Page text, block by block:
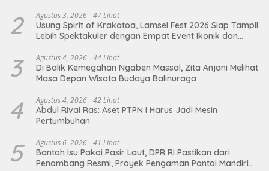
2 Agustus 3, 2026 47 Lihat
Usung Spirit of Krakatoa, Lamsel Fest 2026 Siap Tampil
Lebih Spektakuler dengan Empat Event Ikonik dan
3 Agustus 4, 2026 44 Lihat
Di Balik Kemegahan Ngaben Massal, Zita Anjani Melihat
Masa Depan Wisata Budaya Balinuraga
4 Agustus 4, 2026 42 Lihat
Abdul Rivai Ras: Aset PTPN I Harus Jadi Mesin
Pertumbuhan
5 Agustus 6, 2026 41 Lihat
Bantah Isu Pakai Pasir Laut, DPR RI Pastikan dari
Penambang Resmi, Proyek Pengaman Pantai Mandiri